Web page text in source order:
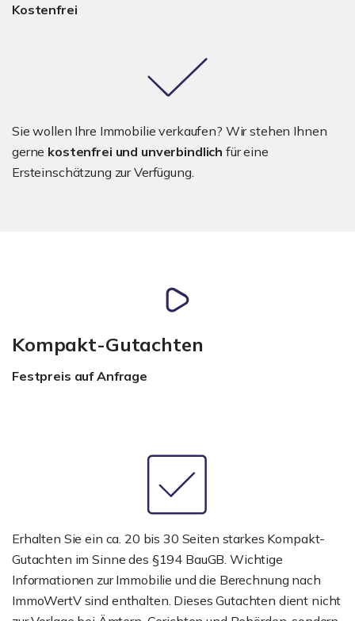
Kostenfrei
Sie wollen Ihre Immobilie verkaufen? Wir stehen Ihnen
gerne kostenfrei und unverbindlich für eine
Ersteinschätzung zur Verfügung.
Kompakt-Gutachten
Festpreis auf Anfrage
Erhalten Sie ein ca. 20 bis 30 Seiten starkes Kompakt-
Gutachten im Sinne des §194 BauGB. Wichtige
Informationen zur Immobilie und die Berechnung nach
ImmoWertV sind enthalten. Dieses Gutachten dient nicht